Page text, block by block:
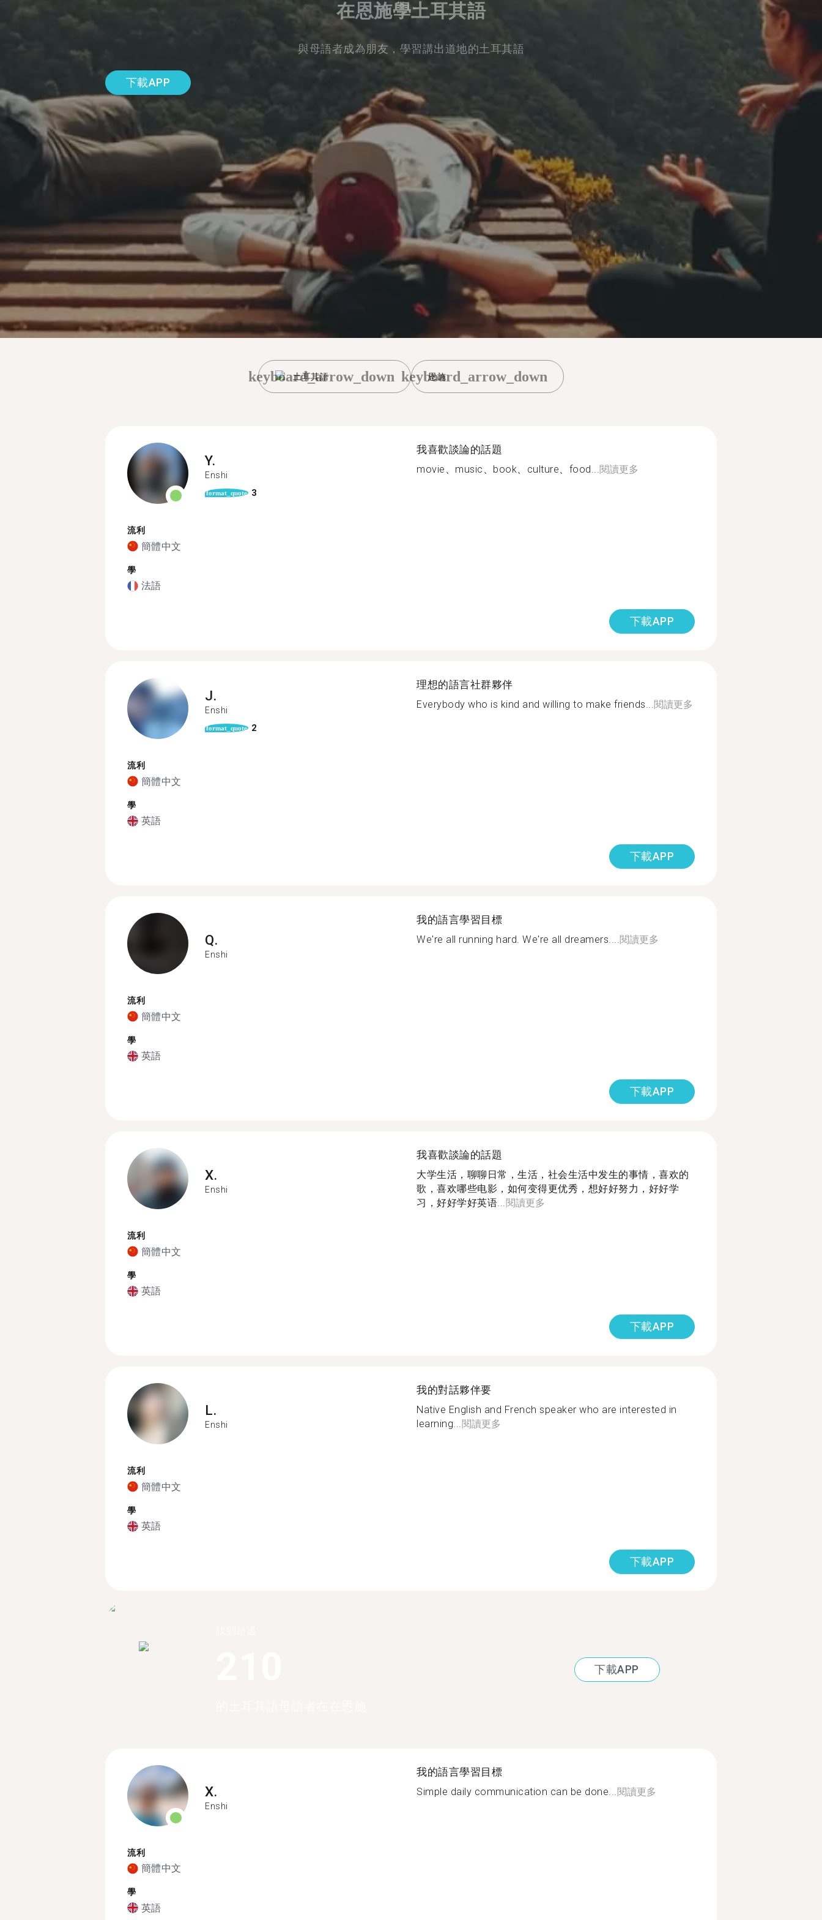
在恩施學土耳其語
與母語者成為朋友，學習講出道地的土耳其語
下載APP
土耳其語
keyboard_arrow_down 恩施
keyboard_arrow_down
Y.
Enshi
format_quote 3
流利
簡體中文
學
法語
我喜歡談論的話題
movie、music、book、culture、food...閱讀更多
下載APP
J.
Enshi
format_quote 2
流利
簡體中文
學
英語
理想的語言社群夥伴
Everybody who is kind and willing to make friends...閱讀更多
下載APP
Q.
Enshi
流利
簡體中文
學
英語
我的語言學習目標
We're all running hard. We're all dreamers....閱讀更多
下載APP
X.
Enshi
流利
簡體中文
學
英語
我喜歡談論的話題
大学生活，聊聊日常，生活，社会生活中发生的事情，喜欢的
歌，喜欢哪些电影，如何变得更优秀，想好好努力，好好学
习，好好学好英语...閱讀更多
下載APP
L.
Enshi
流利
簡體中文
學
英語
我的對話夥伴要
Native English and French speaker who are interested in
learning...閱讀更多
下載APP
下載APP
X.
Enshi
流利
簡體中文
學
英語
我的語言學習目標
Simple daily communication can be done... 閱讀更多